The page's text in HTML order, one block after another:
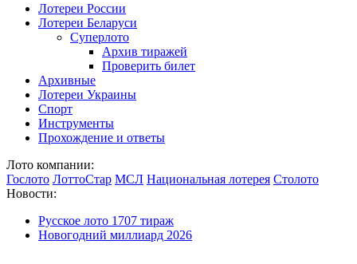
Лотереи России
Лотереи Беларуси
Суперлото
Архив тиражей
Проверить билет
Архивные
Лотереи Украины
Спорт
Инструменты
Прохождение и ответы
Лото компании:
Гослото ЛоттоСтар МСЛ Национальная лотерея Столото
Новости:
Русское лото 1707 тираж
Новогодний миллиард 2026